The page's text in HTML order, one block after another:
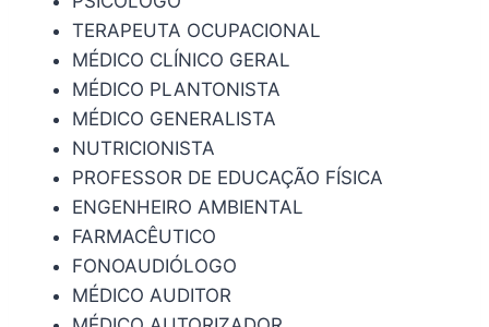
TERAPEUTA OCUPACIONAL
MÉDICO CLÍNICO GERAL
MÉDICO PLANTONISTA
MÉDICO GENERALISTA
NUTRICIONISTA
PROFESSOR DE EDUCAÇÃO FÍSICA
ENGENHEIRO AMBIENTAL
FARMACÊUTICO
FONOAUDIÓLOGO
MÉDICO AUDITOR